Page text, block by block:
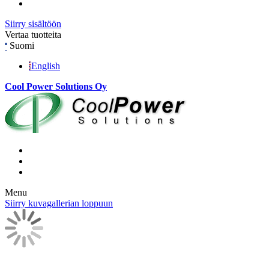
Siirry sisältöön
Vertaa tuotteita
Suomi
English
Cool Power Solutions Oy
Menu
Siirry kuvagallerian loppuun